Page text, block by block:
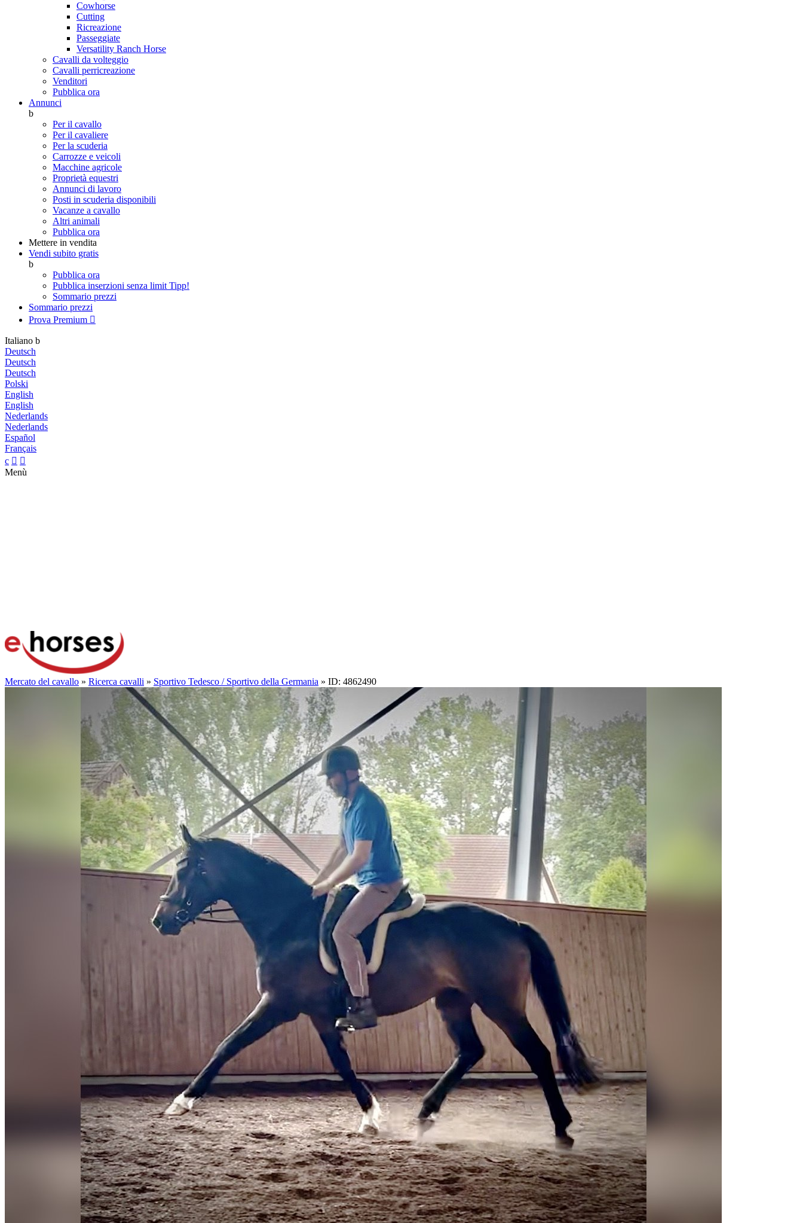
Cowhorse
Cutting
Ricreazione
Passeggiate
Versatility Ranch Horse
Cavalli da volteggio
Cavalli perricreazione
Venditori
Pubblica ora
Annunci
b
Per il cavallo
Per il cavaliere
Per la scuderia
Carrozze e veicoli
Macchine agricole
Proprietà equestri
Annunci di lavoro
Posti in scuderia disponibili
Vacanze a cavallo
Altri animali
Pubblica ora
Mettere in vendita
Vendi subito gratis
b
Pubblica ora
Pubblica inserzioni senza limit Tipp!
Sommario prezzi
Sommario prezzi
Prova Premium 
Italiano b
Deutsch
Deutsch
Deutsch
Polski
English
English
Nederlands
Nederlands
Español
Français
c  
Menù
Mercato del cavallo » Ricerca cavalli » Sportivo Tedesco / Sportivo della Germania » ID: 4862490